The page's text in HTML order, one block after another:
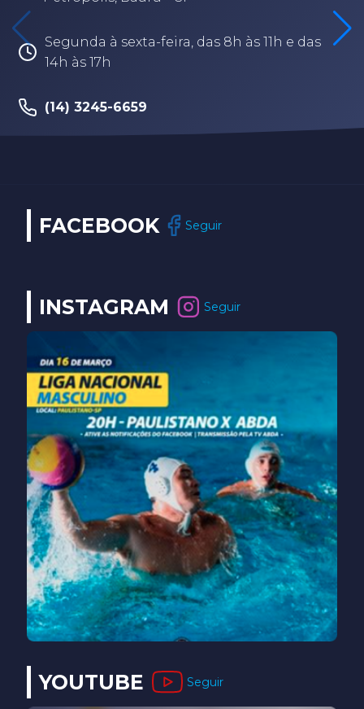
Segunda à sexta-feira, das 8h às 11h e das
14h às 17h
(14) 3245-6659
FACEBOOK Seguir
INSTAGRAM Seguir
YOUTUBE Seguir